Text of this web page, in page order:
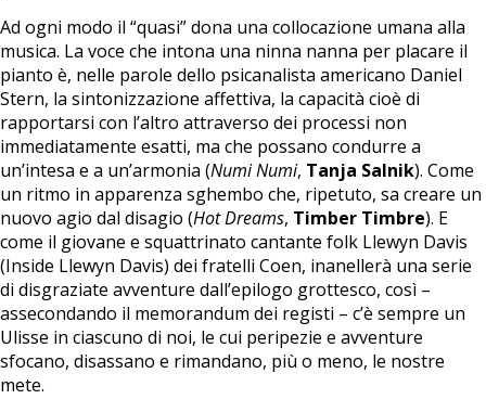
Ad ogni modo il “quasi” dona una collocazione umana alla
musica. La voce che intona una ninna nanna per placare il
pianto è, nelle parole dello psicanalista americano Daniel
Stern, la sintonizzazione affettiva, la capacità cioè di
rapportarsi con l’altro attraverso dei processi non
immediatamente esatti, ma che possano condurre a
un’intesa e a un’armonia (Numi Numi, Tanja Salnik). Come
un ritmo in apparenza sghembo che, ripetuto, sa creare un
nuovo agio dal disagio (Hot Dreams, Timber Timbre). E
come il giovane e squattrinato cantante folk Llewyn Davis
(Inside Llewyn Davis) dei fratelli Coen, inanellerà una serie
di disgraziate avventure dall’epilogo grottesco, così –
assecondando il memorandum dei registi – c’è sempre un
Ulisse in ciascuno di noi, le cui peripezie e avventure
sfocano, disassano e rimandano, più o meno, le nostre
mete.